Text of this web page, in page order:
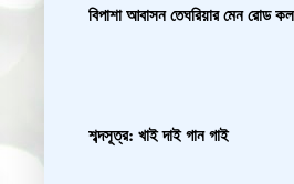
বিপাশা আবাসন তেঘরিয়ার মেন
শব্দসূত্র: খাই দাই গান গাই